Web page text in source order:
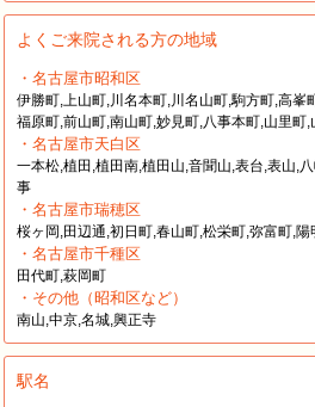
よくご来院される方の地域
・名古屋市昭和区
伊勝町,上山町,川名本町,川名山町,駒方町,高峯
福原町,前山町,南山町,妙見町,八事本町,山里町
・名古屋市天白区
一本松,植田,植田南,植田山,音聞山,表台,表山,
事
・名古屋市瑞穂区
桜ヶ岡,田辺通,初日町,春山町,松栄町,弥富町,陽
・名古屋市千種区
田代町,萩岡町
・その他（昭和区など）
南山,中京,名城,興正寺
駅名